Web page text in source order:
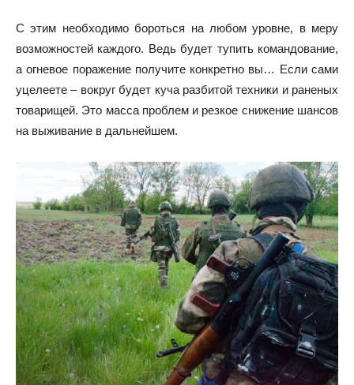
С этим необходимо бороться на любом уровне, в меру
возможностей каждого. Ведь будет тупить командование,
а огневое поражение получите конкретно вы… Если сами
уцелеете – вокруг будет куча разбитой техники и раненых
товарищей. Это масса проблем и резкое снижение шансов
на выживание в дальнейшем.